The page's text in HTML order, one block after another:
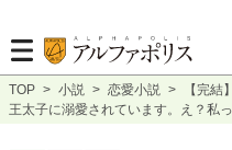
TOP > 小説 > 恋愛小説 >
【完
王太子に溺愛されています。え？私